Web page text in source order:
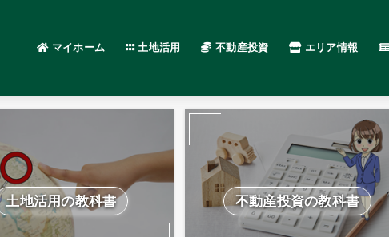
マイホーム 土地活用 不動産投資 エリア情報
土地活用の教科書 不動産投資の教科書